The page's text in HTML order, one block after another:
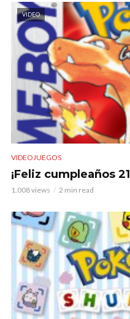
VIDEO
VIDEOJUEGOS
¡Feliz cumpleaños
1.008 views 2 min read